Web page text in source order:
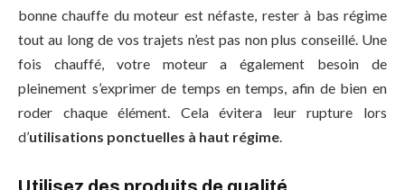
bonne chauffe du moteur est néfaste, rester à bas régime
tout au long de vos trajets n’est pas non plus conseillé. Une
fois chauffé, votre moteur a également besoin de
pleinement s’exprimer de temps en temps, afin de bien en
roder chaque élément. Cela évitera leur rupture lors
d’utilisations ponctuelles à haut régime